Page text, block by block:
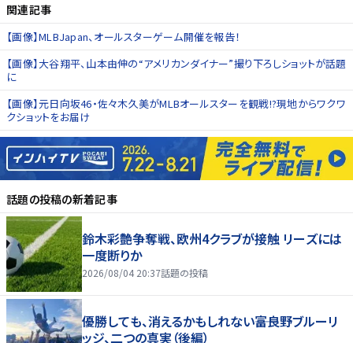
関連記事
【画像】MLBJapan、オールスターゲーム開催を報告！
【画像】大谷翔平、山本由伸の“アメリカンダイナー”撮り下ろしショットが話題
に
【画像】元日向坂46・佐々木久美がMLBオールスターを観戦!?現地からワクワ
クショットをお届け
話題の投稿の新着記事
鈴木彩艶争奪戦、欧州4クラブが接触 リーズには
一度断りか
2026/08/04 20:37話題の投稿
優勝しても、消えるかもしれない――富良野ブルーリ
ッジ、二つの真実（後編）